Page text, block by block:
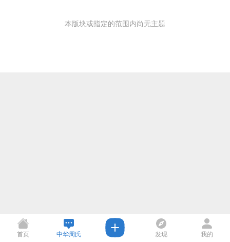
本版块或指定的范围内尚无主题
首页 中华周氏 发现 我的